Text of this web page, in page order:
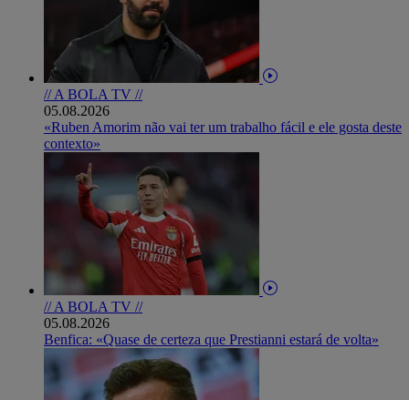
// A BOLA TV //
05.08.2026
«Ruben Amorim não vai ter um trabalho fácil e ele gosta deste
contexto»
// A BOLA TV //
05.08.2026
Benfica: «Quase de certeza que Prestianni estará de volta»